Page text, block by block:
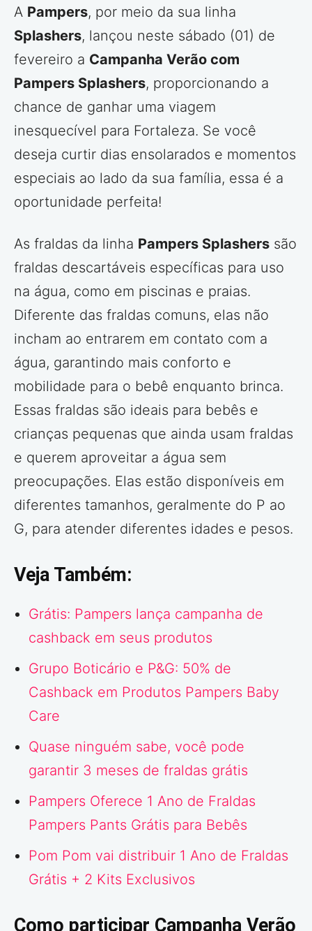
A Pampers, por meio da sua linha
Splashers, lançou neste sábado (01) de
fevereiro a Campanha Verão com
Pampers Splashers, proporcionando a
chance de ganhar uma viagem
inesquecível para Fortaleza. Se você
deseja curtir dias ensolarados e momentos
especiais ao lado da sua família, essa é a
oportunidade perfeita!
As fraldas da linha Pampers Splashers são
fraldas descartáveis específicas para uso
na água, como em piscinas e praias.
Diferente das fraldas comuns, elas não
incham ao entrarem em contato com a
água, garantindo mais conforto e
mobilidade para o bebê enquanto brinca.
Essas fraldas são ideais para bebês e
crianças pequenas que ainda usam fraldas
e querem aproveitar a água sem
preocupações. Elas estão disponíveis em
diferentes tamanhos, geralmente do P ao
G, para atender diferentes idades e pesos.
Veja Também:
Grátis: Pampers lança campanha de
cashback em seus produtos
Grupo Boticário e P&G: 50% de
Cashback em Produtos Pampers Baby
Care
Quase ninguém sabe, você pode
garantir 3 meses de fraldas grátis
Pampers Oferece 1 Ano de Fraldas
Pampers Pants Grátis para Bebês
Pom Pom vai distribuir 1 Ano de Fraldas
Grátis + 2 Kits Exclusivos
Como participar Campanha Verão